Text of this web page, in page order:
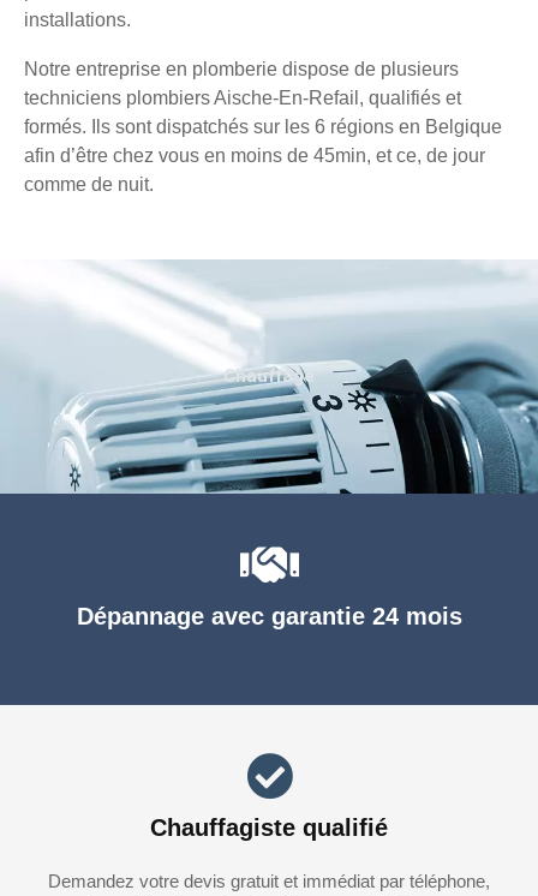
installations.
Notre entreprise en plomberie dispose de plusieurs
techniciens plombiers Aische-En-Refail, qualifiés et
formés. Ils sont dispatchés sur les 6 régions en Belgique
afin d’être chez vous en moins de 45min, et ce, de jour
comme de nuit.
Dépannage avec garantie 24 mois
Chauffagiste qualifié
Demandez votre devis gratuit et immédiat par téléphone,
Chauffage